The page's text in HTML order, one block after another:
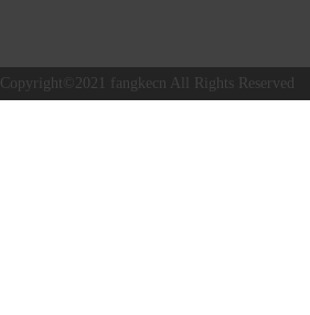
Copyright©2021 fangkecn All Rights Reserved